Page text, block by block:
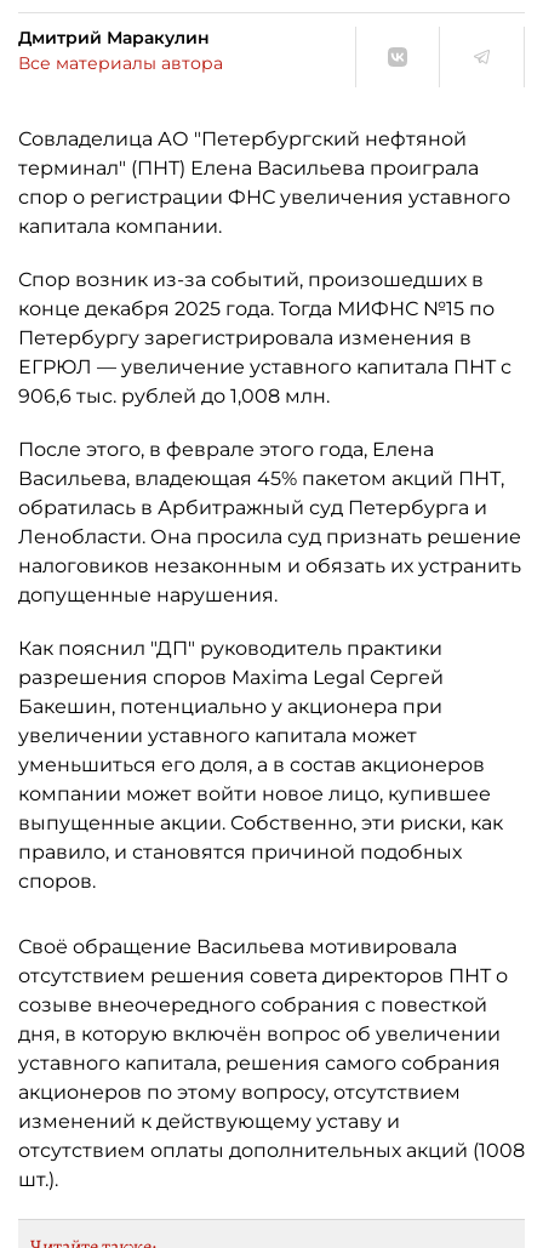
Дмитрий Маракулин
Все материалы автора
Совладелица АО "Петербургский нефтяной
терминал" (ПНТ) Елена Васильева проиграла
спор о регистрации ФНС увеличения уставного
капитала компании.
Спор возник из-за событий, произошедших в
конце декабря 2025 года. Тогда МИФНС №15 по
Петербургу зарегистрировала изменения в
ЕГРЮЛ — увеличение уставного капитала ПНТ с
906,6 тыс. рублей до 1,008 млн.
После этого, в феврале этого года, Елена
Васильева, владеющая 45% пакетом акций ПНТ,
обратилась в Арбитражный суд Петербурга и
Ленобласти. Она просила суд признать решение
налоговиков незаконным и обязать их устранить
допущенные нарушения.
Как пояснил "ДП" руководитель практики
разрешения споров Maxima Legal Сергей
Бакешин, потенциально у акционера при
увеличении уставного капитала может
уменьшиться его доля, а в состав акционеров
компании может войти новое лицо, купившее
выпущенные акции. Собственно, эти риски, как
правило, и становятся причиной подобных
споров.
Своё обращение Васильева мотивировала
отсутствием решения совета директоров ПНТ о
созыве внеочередного собрания с повесткой
дня, в которую включён вопрос об увеличении
уставного капитала, решения самого собрания
акционеров по этому вопросу, отсутствием
изменений к действующему уставу и
отсутствием оплаты дополнительных акций (1008
шт.).